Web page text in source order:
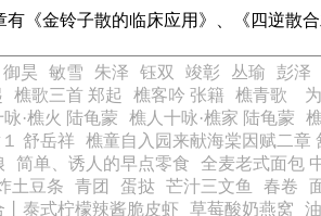
《金铃子散的临床应用》、《四逆散
御昊 敏雪 朱泽 钰双 竣彰 丛瑜 彭泽
樵歌三首 郑起 樵客吟 张籍 樵青歌 为
·樵火 陆龟蒙 樵人十咏·樵家 陆龟蒙
舒岳祥 樵童自入园来献海棠因赋二章
简单、诱人的早点零食 全麦老式面包
土豆条 青团 蛋挞 芒汁三文鱼 春卷
丨泰式柠檬辣酱脆皮虾 草莓酸奶燕窝